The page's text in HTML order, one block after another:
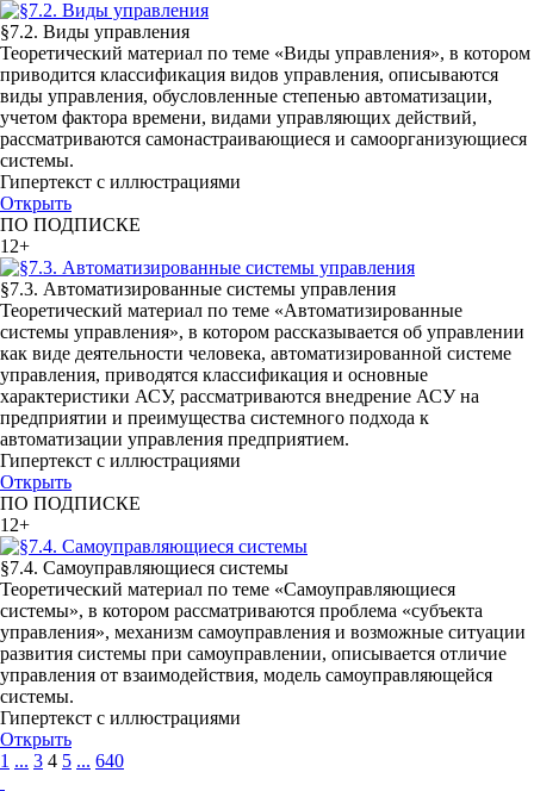
§7.2. Виды управления
Теоретический материал по теме «Виды управления», в котором
приводится классификация видов управления, описываются
виды управления, обусловленные степенью автоматизации,
учетом фактора времени, видами управляющих действий,
рассматриваются самонастраивающиеся и самоорганизующиеся
системы.
Гипертекст с иллюстрациями
Открыть
ПО ПОДПИСКЕ
12+
§7.3. Автоматизированные системы управления
Теоретический материал по теме «Автоматизированные
системы управления», в котором рассказывается об управлении
как виде деятельности человека, автоматизированной системе
управления, приводятся классификация и основные
характеристики АСУ, рассматриваются внедрение АСУ на
предприятии и преимущества системного подхода к
автоматизации управления предприятием.
Гипертекст с иллюстрациями
Открыть
ПО ПОДПИСКЕ
12+
§7.4. Самоуправляющиеся системы
Теоретический материал по теме «Самоуправляющиеся
системы», в котором рассматриваются проблема «субъекта
управления», механизм самоуправления и возможные ситуации
развития системы при самоуправлении, описывается отличие
управления от взаимодействия, модель самоуправляющейся
системы.
Гипертекст с иллюстрациями
Открыть
1 ... 3 4 5 ... 640